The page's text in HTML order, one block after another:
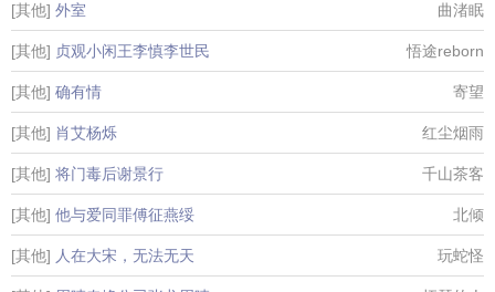
[其他] 外室 曲渚眠
[其他] 贞观小闲王李慎李世民 悟途reborn
[其他] 确有情 寄望
[其他] 肖艾杨烁 红尘烟雨
[其他] 将门毒后谢景行 千山茶客
[其他] 他与爱同罪傅征燕绥 北倾
[其他] 人在大宋，无法无天 玩蛇怪